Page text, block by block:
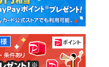
中古一戸建て
土地